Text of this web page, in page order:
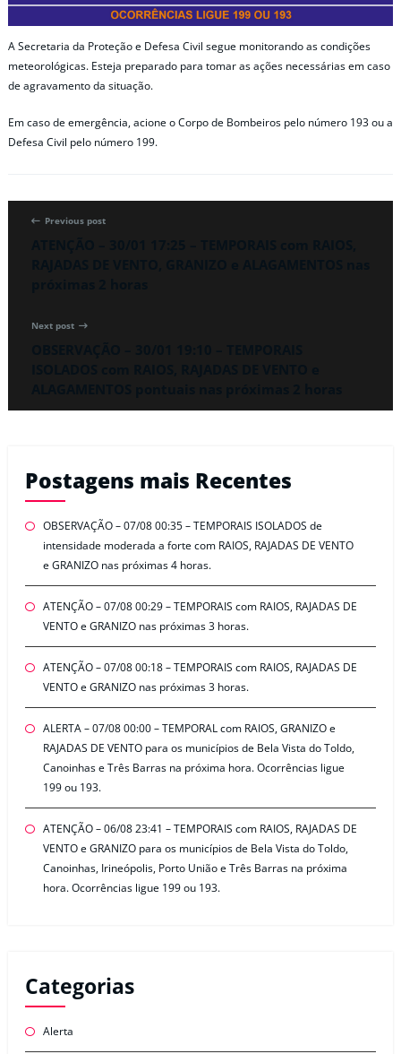
A Secretaria da Proteção e Defesa Civil segue monitorando as condições
meteorológicas. Esteja preparado para tomar as ações necessárias em caso
de agravamento da situação.
Em caso de emergência, acione o Corpo de Bombeiros pelo número 193 ou a
Defesa Civil pelo número 199.
Previous post
Next post
Postagens mais Recentes
OBSERVAÇÃO – 07/08 00:35 – TEMPORAIS ISOLADOS de
intensidade moderada a forte com RAIOS, RAJADAS DE VENTO
e GRANIZO nas próximas 4 horas.
ATENÇÃO – 07/08 00:29 – TEMPORAIS com RAIOS, RAJADAS DE
VENTO e GRANIZO nas próximas 3 horas.
ATENÇÃO – 07/08 00:18 – TEMPORAIS com RAIOS, RAJADAS DE
VENTO e GRANIZO nas próximas 3 horas.
ALERTA – 07/08 00:00 – TEMPORAL com RAIOS, GRANIZO e
RAJADAS DE VENTO para os municípios de Bela Vista do Toldo,
Canoinhas e Três Barras na próxima hora. Ocorrências ligue
199 ou 193.
ATENÇÃO – 06/08 23:41 – TEMPORAIS com RAIOS, RAJADAS DE
VENTO e GRANIZO para os municípios de Bela Vista do Toldo,
Canoinhas, Irineópolis, Porto União e Três Barras na próxima
hora. Ocorrências ligue 199 ou 193.
Categorias
Alerta